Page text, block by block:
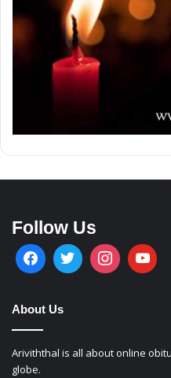
Follow Us
About Us
Ariviththal is all about online
globe.